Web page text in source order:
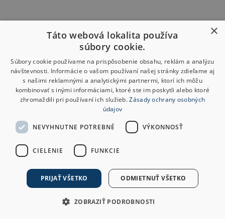
×
Táto webová lokalita používa
súbory cookie.
Súbory cookie používame na prispôsobenie obsahu, reklám a analýzu
návštevnosti. Informácie o vašom používaní našej stránky zdieľame aj
s našimi reklamnými a analytickými partnermi, ktorí ich môžu
kombinovať s inými informáciami, ktoré ste im poskytli alebo ktoré
zhromaždili pri používaní ich služieb.Zásady ochrany osobných
údajov
NEVYHNUTNE POTREBNÉ VÝKONNOSŤ
CIELENIE FUNKCIE
PRIJAŤ VŠETKO ODMIETNUŤ VŠETKO
ZOBRAZIŤ PODROBNOSTI